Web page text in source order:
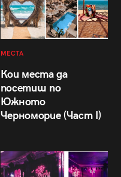
МЕСТА
Кои места да
посетиш по
Южното
Черноморие (Част I)